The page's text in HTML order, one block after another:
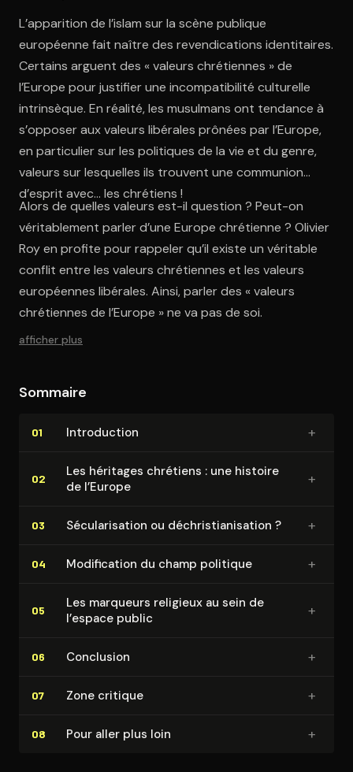
L’apparition de l’islam sur la scène publique
européenne fait naître des revendications identitaires.
Certains arguent des « valeurs chrétiennes » de
l’Europe pour justifier une incompatibilité culturelle
intrinsèque. En réalité, les musulmans ont tendance à
s’opposer aux valeurs libérales prônées par l’Europe,
en particulier sur les politiques de la vie et du genre,
valeurs sur lesquelles ils trouvent une communion
d’esprit avec… les chrétiens !
Alors de quelles valeurs est-il question ? Peut-on
véritablement parler d’une Europe chrétienne ? Olivier
Roy en profite pour rappeler qu’il existe un véritable
conflit entre les valeurs chrétiennes et les valeurs
européennes libérales. Ainsi, parler des « valeurs
chrétiennes de l’Europe » ne va pas de soi.
afficher plus
Sommaire
01 In­tro­duc­tion +
02
Les héritages chrétiens : une histoire
de l’Europe
+
03 Sé­cu­la­ri­sa­tion ou dé­chris­tia­ni­sa­tion ? +
04 Mo­di­fi­ca­tion du champ politique +
05
Les marqueurs religieux au sein de
l’espace public
+
06 Conclusion +
07 Zone critique +
08 Pour aller plus loin +